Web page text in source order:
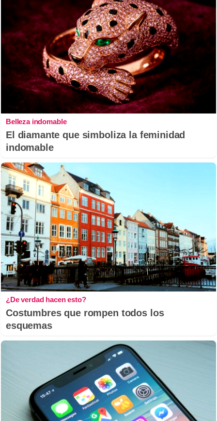
Belleza indomable
El diamante que simboliza la feminidad
indomable
¿De verdad hacen esto?
Costumbres que rompen todos los
esquemas